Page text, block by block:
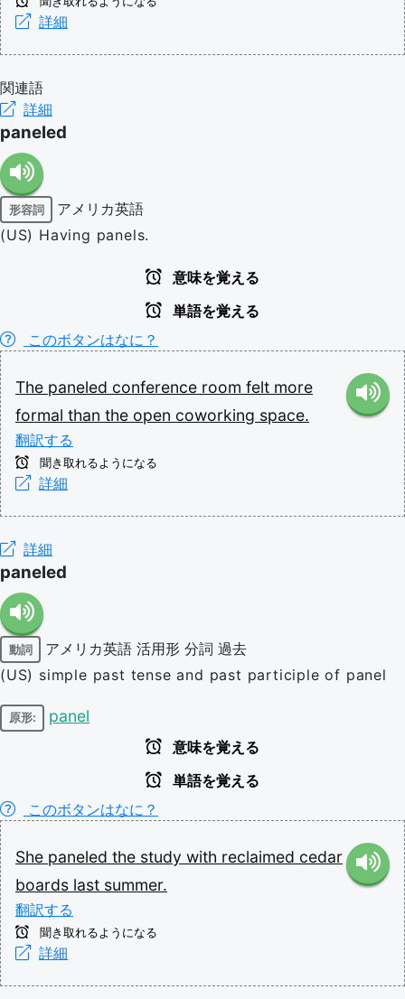
詳細
関連語
詳細
paneled
形容詞
アメリカ英語
(US) Having panels.
意味を覚える
単語を覚える
このボタンはなに？
The paneled conference room felt more
formal than the open coworking space.
翻訳する
聞き取れるようになる
詳細
詳細
paneled
動詞 アメリカ英語 活用形 分詞 過去
(US) simple past tense and past participle of panel
原形: panel
意味を覚える
単語を覚える
このボタンはなに？
She paneled the study with reclaimed cedar
boards last summer.
翻訳する
聞き取れるようになる
詳細